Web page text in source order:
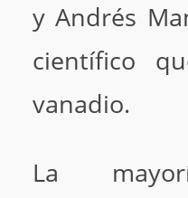
y Andrés
científico
vanadio.
La